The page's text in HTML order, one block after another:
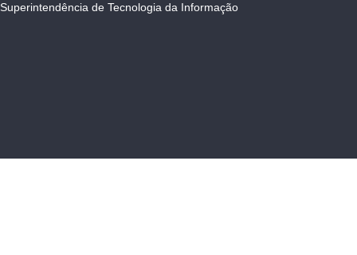
Superintendência de Tecnologia da Informação